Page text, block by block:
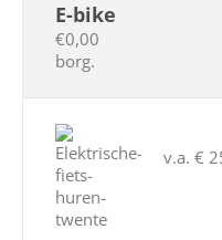
E-bike
€0,00
borg.
v.a. €